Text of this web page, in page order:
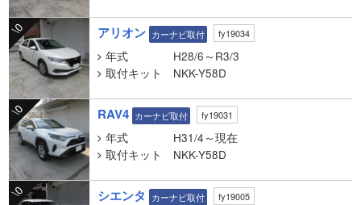
アリオン カーナビ取付 fy19034
年式
H28/6～R3/3
取付キット
NKK-Y58D
\0
RAV4 カーナビ取付 fy19031
年式
H31/4～現在
取付キット
NKK-Y58D
\0
シエンタ カーナビ取付 fy19005
\0